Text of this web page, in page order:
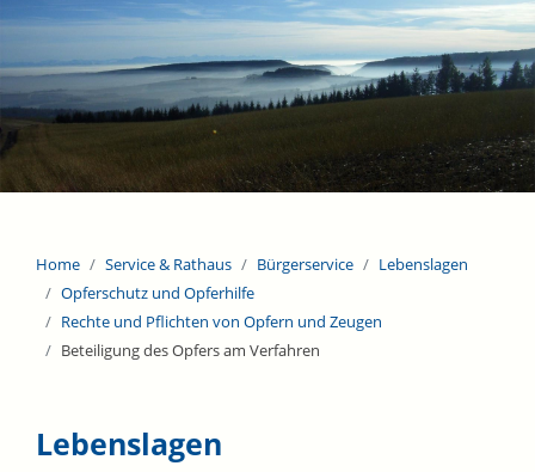
Home Service & Rathaus Bürgerservice
Lebenslagen
Opferschutz und Opferhilfe
Rechte und Pflichten von Opfern und Zeugen
Beteiligung des Opfers am Verfahren
Lebenslagen